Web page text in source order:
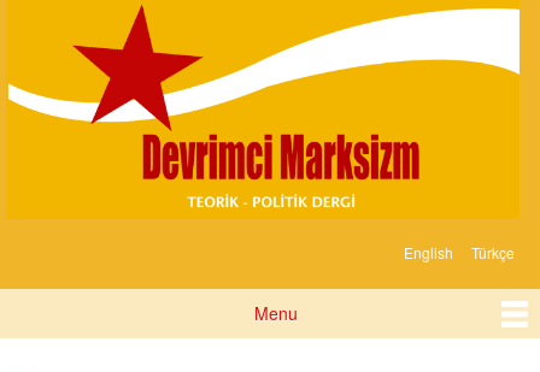
content
Marksizm
English Türkçe
Menu